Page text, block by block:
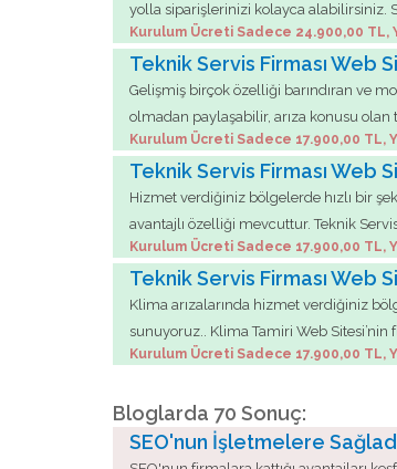
yolla siparişlerinizi kolayca alabilirsiniz.
Kurulum Ücreti Sadece 24.900,00 TL,
Teknik Servis Firması Web
Gelişmiş birçok özelliği barındıran ve
olmadan paylaşabilir, arıza konusu olan
Kurulum Ücreti Sadece 17.900,00 TL,
Teknik Servis Firması Web
Hizmet verdiğiniz bölgelerde hızlı bir
avantajlı özelliği mevcuttur. Teknik
Kurulum Ücreti Sadece 17.900,00 TL,
Teknik Servis Firması Web
Klima arızalarında hizmet verdiğiniz
sunuyoruz.. Klima Tamiri Web
Kurulum Ücreti Sadece 17.900,00 TL,
Bloglarda 70 Sonuç:
SEO'nun İşletmelere